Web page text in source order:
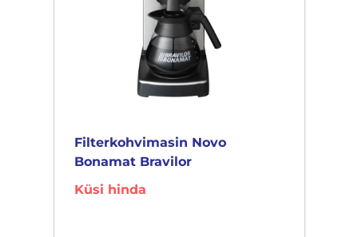
Filterkohvimasin Novo
Bonamat Bravilor
Küsi hinda